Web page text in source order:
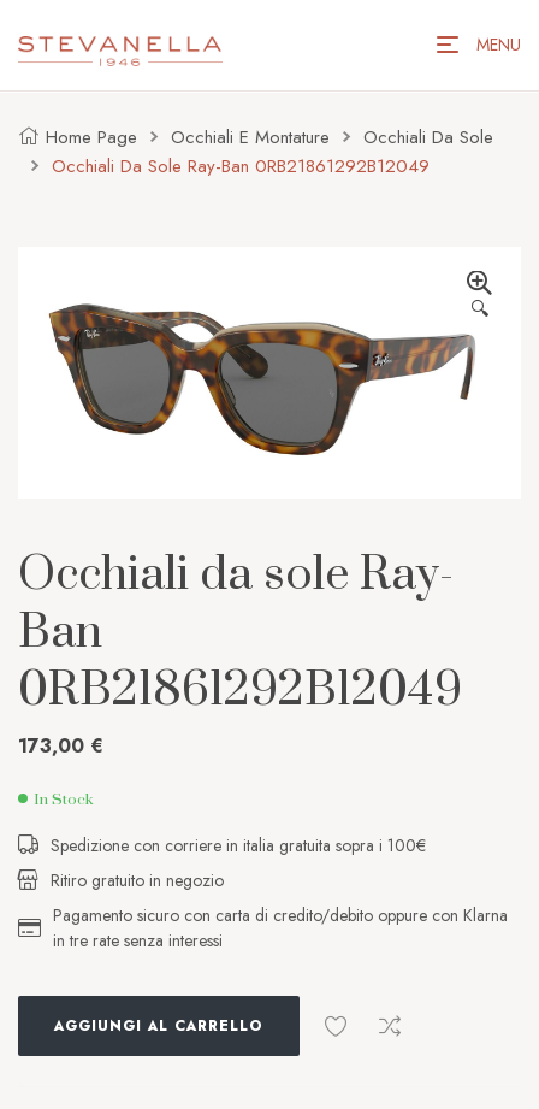
MENU
Home Page Occhiali E Montature
Occhiali Da Sole
Occhiali Da Sole Ray-Ban 0RB21861292B12049
🔍
Occhiali da sole Ray-
Ban
0RB21861292B12049
173,00 €
In Stock
Spedizione con corriere in italia gratuita sopra i 100€
Ritiro gratuito in negozio
Pagamento sicuro con carta di credito/debito oppure con Klarna
in tre rate senza interessi
AGGIUNGI AL CARRELLO